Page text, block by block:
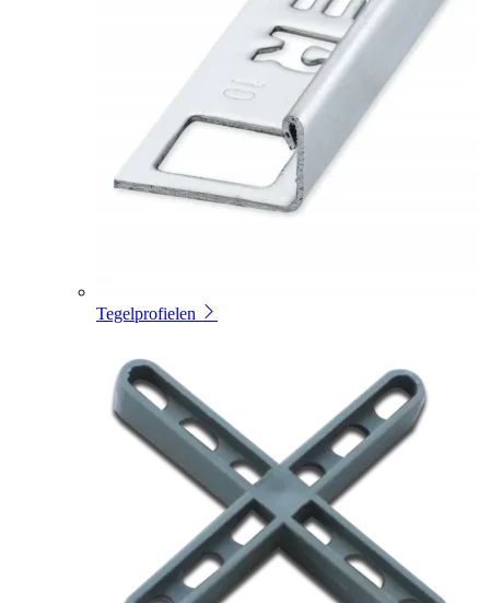
Tegelprofielen